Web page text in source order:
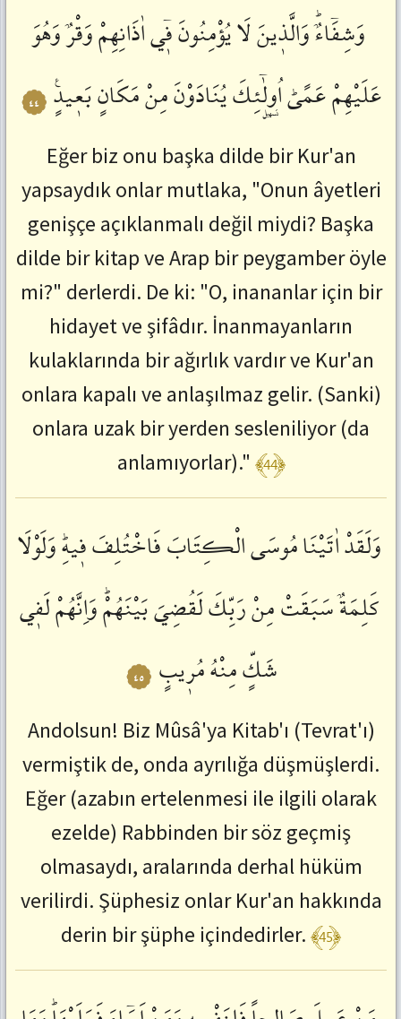
وَشِفَٓاءٌؕوَالَّذٖينَلَايُؤْمِنُونَفٖٓياٰذَانِهِمْوَقْرٌوَهُوَ
عَلَيْهِمْعَمًىؕاُو۬لٰٓئِكَيُنَادَوْنَمِنْمَكَانٍبَعٖيدٍࣖ ٤٤
Eğer biz onu başka dilde bir Kur'an
yapsaydık onlar mutlaka, "Onun âyetleri
genişçe açıklanmalı değil miydi? Başka
dilde bir kitap ve Arap bir peygamber öyle
mi?" derlerdi. De ki: "O, inananlar için bir
hidayet ve şifâdır. İnanmayanların
kulaklarında bir ağırlık vardır ve Kur'an
onlara kapalı ve anlaşılmaz gelir. (Sanki)
onlara uzak bir yerden sesleniliyor (da
anlamıyorlar)." ﴾44﴿
وَلَقَدْاٰتَيْنَامُوسَىالْكِتَابَفَاخْتُلِفَفٖيهِؕوَلَوْلَا
كَلِمَةٌسَبَقَتْمِنْرَبِّكَلَقُضِيَبَيْنَهُمْؕوَاِنَّهُمْلَفٖي
شَكٍّمِنْهُمُرٖيبٍ ٤٥
Andolsun! Biz Mûsâ'ya Kitab'ı (Tevrat'ı)
vermiştik de, onda ayrılığa düşmüşlerdi.
Eğer (azabın ertelenmesi ile ilgili olarak
ezelde) Rabbinden bir söz geçmiş
olmasaydı, aralarında derhal hüküm
verilirdi. Şüphesiz onlar Kur'an hakkında
derin bir şüphe içindedirler.﴾45﴿